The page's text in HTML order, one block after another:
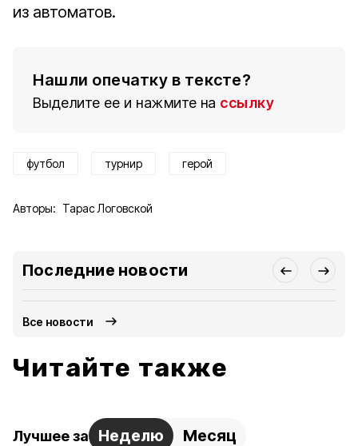
из автоматов.
Нашли опечатку в тексте?
Выделите ее и нажмите на ссылку
футбол турнир герой
Авторы: Тарас Логовской
Последние новости
Все новости
Читайте также
Лучшее за Неделю Месяц